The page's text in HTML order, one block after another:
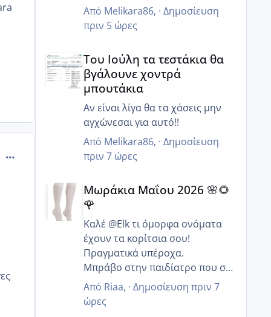
comment_829996
Από Melikara86, · Δημοσίευση
πριν 5 ώρες
Του Ιούλη τα τεστάκια θα
βγάλουνε χοντρά
μπουτάκια
Αν είναι λίγα θα τα χάσεις μην
αγχώνεσαι για αυτό!!
Από Melikara86, · Δημοσίευση
πριν 7 ώρες
Μωράκια Μαΐου 2026 🌸🌻🌹
Μωράκια Μαΐου 2026 🌸🌻
🌹
Καλέ @Elk τι όμορφα ονόματα
έχουν τα κορίτσια σου!
Πραγματικά υπέροχα.
Μπράβο στην παιδίατρο που σε
συμβούλευσε να συνεχίσεις με
αποκλειστικό θηλασμό γιατί
συνήθως οι περισσότεροι λένε
Από Riaa, · Δημοσίευση πριν 7
ώρες